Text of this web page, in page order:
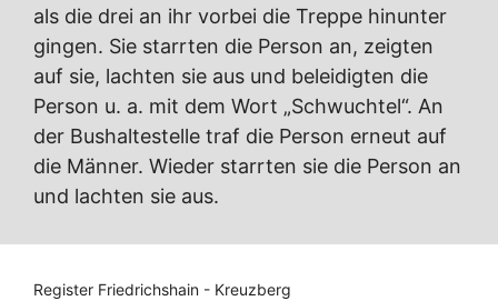
als die drei an ihr vorbei die Treppe hinunter
gingen. Sie starrten die Person an, zeigten
auf sie, lachten sie aus und beleidigten die
Person u. a. mit dem Wort „Schwuchtel“. An
der Bushaltestelle traf die Person erneut auf
die Männer. Wieder starrten sie die Person an
und lachten sie aus.
Register Friedrichshain - Kreuzberg